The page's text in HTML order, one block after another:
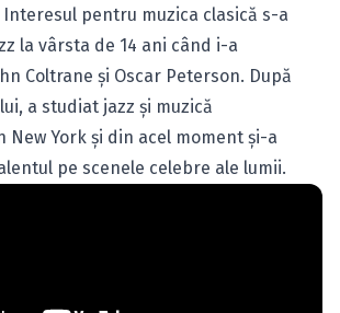
pentru muzica clasică s-a
la vârsta de 14 ani când i-a
Coltrane şi Oscar Peterson. După
a studiat jazz şi muzică
New York şi din acel moment şi-a
pe scenele celebre ale lumii.